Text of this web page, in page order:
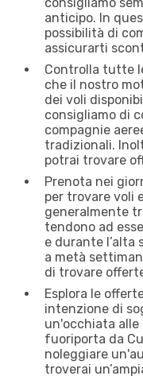
anticipo. In
possibilità di
assicurarti
Controlla tutte
che il nostro
dei voli
consigliamo di
compagnie
tradizionali.
potrai trovare
Prenota nei
per trovare voli
generalmente
tendono ad
e durante l’alta
a metà
di trovare
Esplora le
intenzione di
un'occhiata alle
fuoriporta da
noleggiare
troverai